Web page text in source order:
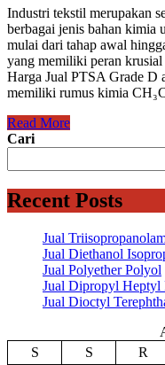
Industri tekstil merupakan
berbagai jenis bahan kimia
mulai dari tahap awal
yang memiliki peran krusial
Harga Jual PTSA Grade D
memiliki rumus kimia
Read More
Cari
Recent Posts
Jual
Jual Diethanol
Jual Polyether Polyol
Jual Dipropyl Heptyl
Jual Dioctyl
S
S R